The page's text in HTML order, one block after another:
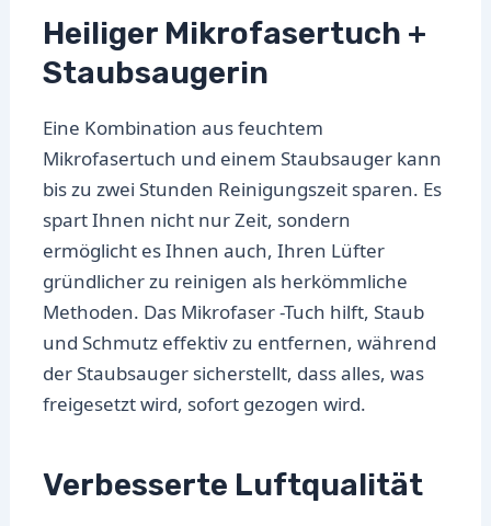
Heiliger Mikrofasertuch +
Staubsaugerin
Eine Kombination aus feuchtem
Mikrofasertuch und einem Staubsauger kann
bis zu zwei Stunden Reinigungszeit sparen. Es
spart Ihnen nicht nur Zeit, sondern
ermöglicht es Ihnen auch, Ihren Lüfter
gründlicher zu reinigen als herkömmliche
Methoden. Das Mikrofaser -Tuch hilft, Staub
und Schmutz effektiv zu entfernen, während
der Staubsauger sicherstellt, dass alles, was
freigesetzt wird, sofort gezogen wird.
Verbesserte Luftqualität